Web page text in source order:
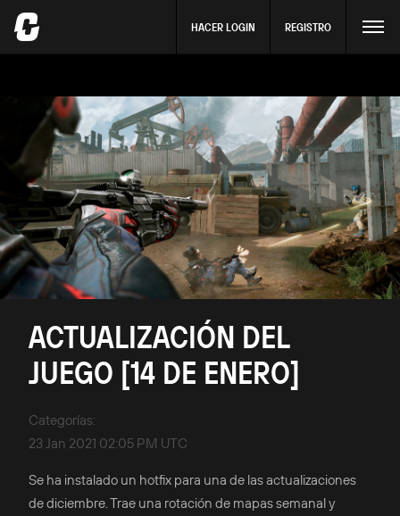
HACER LOGIN REGISTRO
ACTUALIZACIÓN DEL
JUEGO [14 DE ENERO]
Categorías:
23 Jan 2021 02:05 PM UTC
Se ha instalado un hotfix para una de las actualizaciones
de diciembre. Trae una rotación de mapas semanal y